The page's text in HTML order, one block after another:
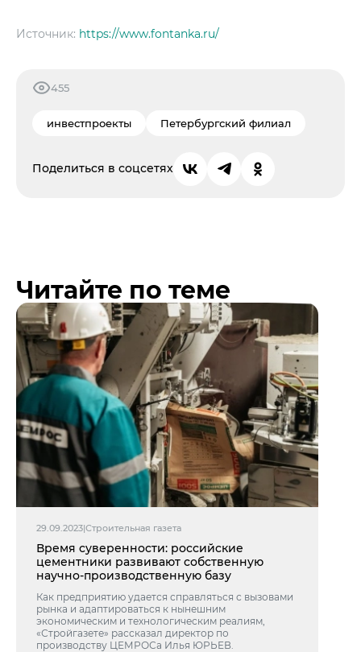
Источник: https://www.fontanka.ru/
455
инвестпроекты Петербургский филиал
Поделиться в соцсетях
Читайте по теме
29.09.2023|Строительная газета
Время суверенности: российские
цементники развивают собственную
научно-производственную базу
Как предприятию удается справляться с вызовами
рынка и адаптироваться к нынешним
экономическим и технологическим реалиям,
«Стройгазете» рассказал директор по
производству ЦЕМРОСа Илья ЮРЬЕВ.